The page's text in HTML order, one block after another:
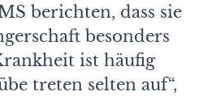
berichten, dass sie
besonders
ist häufig
treten selten auf“,